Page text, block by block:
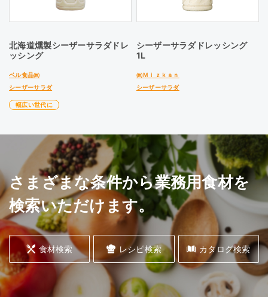
北海道燻製シーザーサラダドレ
ッシング
ベル食品㈱
シーザーサラダ
幅広い世代に
シーザーサラダドレッシング
1L
㈱Ｍｉｚｋａｎ
シーザーサラダ
さまざまな条件から業務用食材を
検索いただけます。
食材検索 レシピ検索 カタログ検索